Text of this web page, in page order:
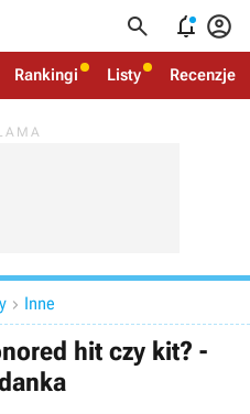
  
Rankingi Listy Recenzje
 Inne
hit czy kit? -